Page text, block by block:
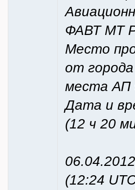
ФАВТ МТ
Место
от
места АП
Дата и
(12 ч 20
(12:24